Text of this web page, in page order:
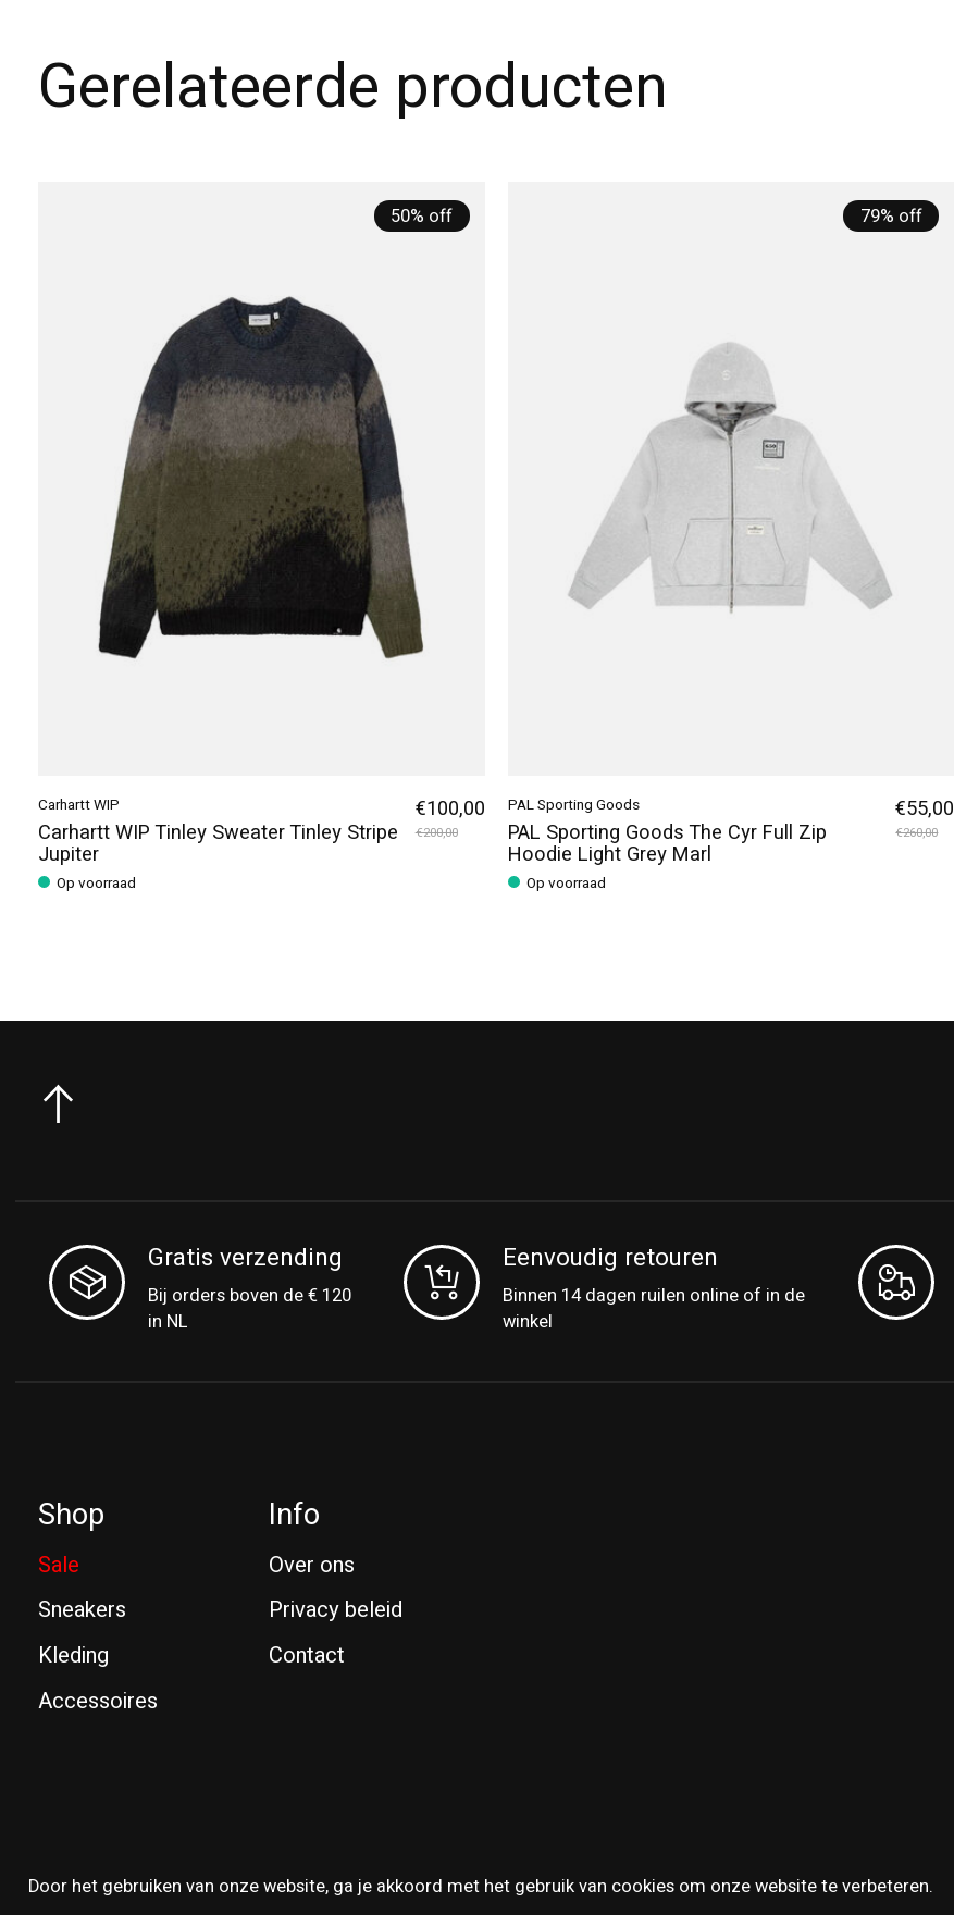
Gerelateerde producten
50% off
Carhartt WIP
Carhartt WIP Tinley Sweater Tinley Stripe
Jupiter
Op voorraad
€100,00
€200,00
79% off
PAL Sporting Goods
PAL Sporting Goods The Cyr Full Zip
Hoodie Light Grey Marl
Op voorraad
€55,00
€260,00
Gratis verzending
Bij orders boven de € 120
in NL
Eenvoudig retouren
Binnen 14 dagen ruilen online of in de
winkel
Shop
Sale
Sneakers
Kleding
Accessoires
Info
Over ons
Privacy beleid
Contact
Door het gebruiken van onze website, ga je akkoord met het gebruik van cookies om onze website te verbeteren.